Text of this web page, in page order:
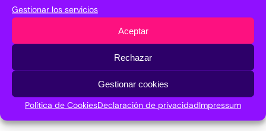
Gestionar los servicios
Aceptar
Rechazar
Gestionar cookies
Política de CookiesDeclaración de privacidadImpressum
de los mercados". Al respecto, Marcos ha
destacado que "es muy necesario que todas
las partes implicadas en la cadena de valor de
un producto o servicio entiendan lo mismo y
eso es lo que consigue una norma, establecer
ese vocabulario y esa terminología". Asimismo,
ha concluido que desde la asociación van a
"promover la normalización de las plataformas
de economía colaborativa".